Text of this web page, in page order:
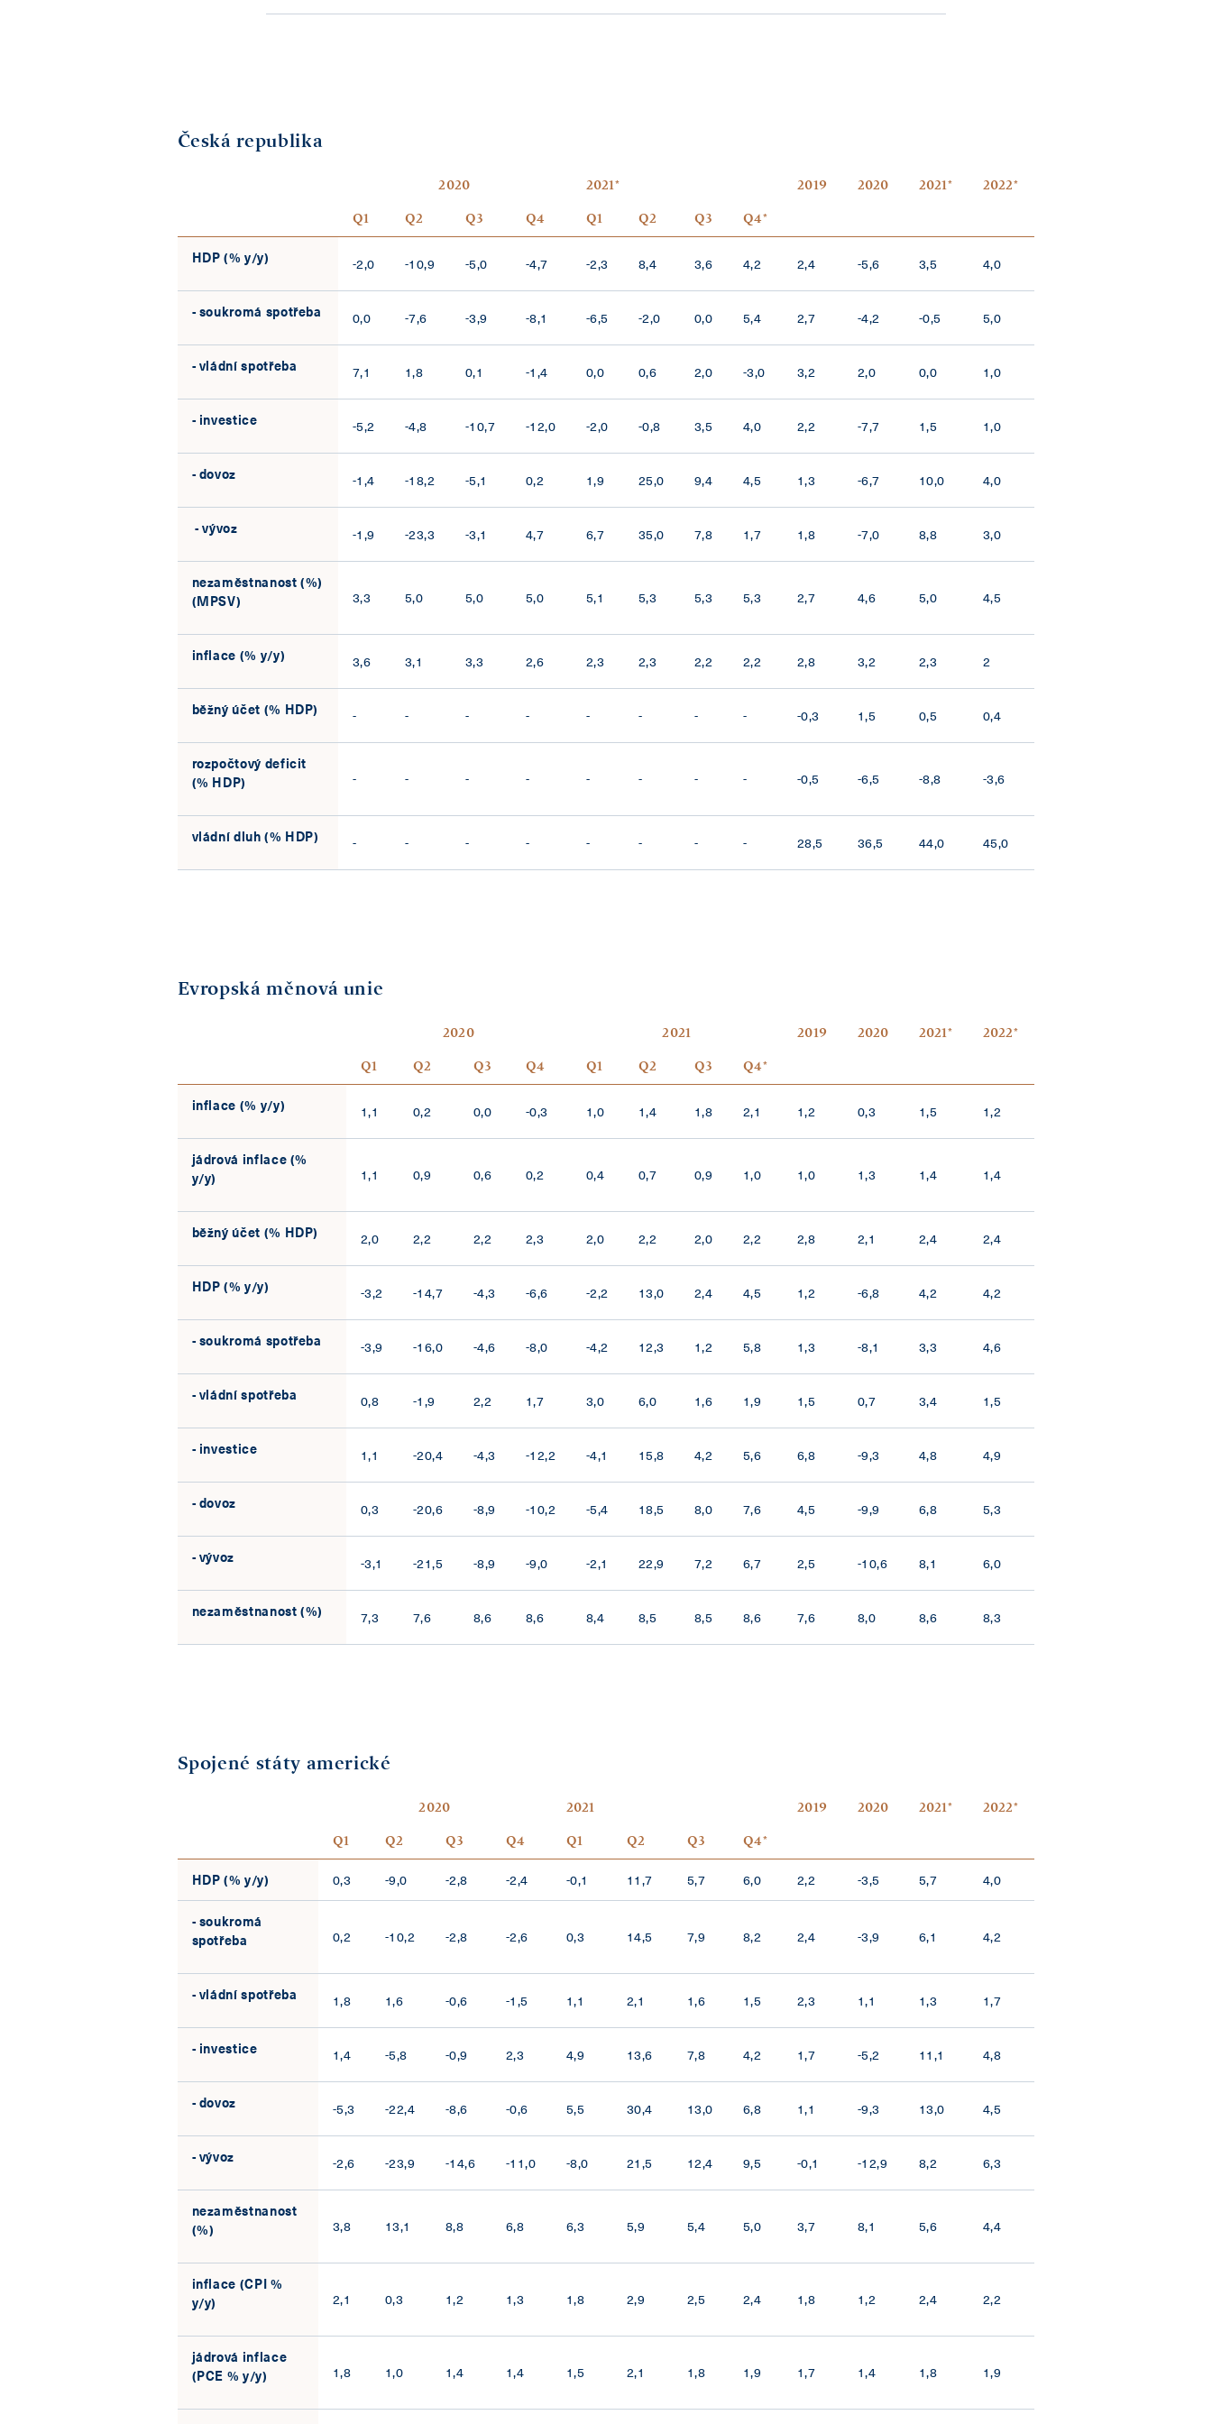
Česká republika
2020 2021* 2019 2020 2021* 2022*
Q1 Q2 Q3 Q4 Q1 Q2 Q3 Q4*
HDP (% y/y) -2,0 -10,9 -5,0 -4,7 -2,3 8,4 3,6 4,2 2,4 -5,6 3,5 4,0
- soukromá spotřeba 0,0 -7,6 -3,9 -8,1 -6,5 -2,0 0,0 5,4 2,7 -4,2 -0,5 5,0
- vládní spotřeba 7,1 1,8 0,1 -1,4 0,0 0,6 2,0 -3,0 3,2 2,0 0,0 1,0
- investice -5,2 -4,8 -10,7 -12,0 -2,0 -0,8 3,5 4,0 2,2 -7,7 1,5 1,0
- dovoz -1,4 -18,2 -5,1 0,2 1,9 25,0 9,4 4,5 1,3 -6,7 10,0 4,0
- vývoz -1,9 -23,3 -3,1 4,7 6,7 35,0 7,8 1,7 1,8 -7,0 8,8 3,0
nezaměstnanost (%)
(MPSV)
3,3 5,0 5,0 5,0 5,1 5,3 5,3 5,3 2,7 4,6 5,0 4,5
inflace (% y/y) 3,6 3,1 3,3 2,6 2,3 2,3 2,2 2,2 2,8 3,2 2,3 2
běžný účet (% HDP) - - - - - - - - -0,3 1,5 0,5 0,4
rozpočtový deficit
(% HDP)
- - - - - - - - -0,5 -6,5 -8,8 -3,6
vládní dluh (% HDP) - - - - - - - - 28,5 36,5 44,0 45,0
Evropská měnová unie
2020 2021 2019 2020 2021* 2022*
Q1 Q2 Q3 Q4 Q1 Q2 Q3 Q4*
inflace (% y/y) 1,1 0,2 0,0 -0,3 1,0 1,4 1,8 2,1 1,2 0,3 1,5 1,2
jádrová inflace (%
y/y)
1,1 0,9 0,6 0,2 0,4 0,7 0,9 1,0 1,0 1,3 1,4 1,4
běžný účet (% HDP) 2,0 2,2 2,2 2,3 2,0 2,2 2,0 2,2 2,8 2,1 2,4 2,4
HDP (% y/y) -3,2 -14,7 -4,3 -6,6 -2,2 13,0 2,4 4,5 1,2 -6,8 4,2 4,2
- soukromá spotřeba -3,9 -16,0 -4,6 -8,0 -4,2 12,3 1,2 5,8 1,3 -8,1 3,3 4,6
- vládní spotřeba 0,8 -1,9 2,2 1,7 3,0 6,0 1,6 1,9 1,5 0,7 3,4 1,5
- investice 1,1 -20,4 -4,3 -12,2 -4,1 15,8 4,2 5,6 6,8 -9,3 4,8 4,9
- dovoz 0,3 -20,6 -8,9 -10,2 -5,4 18,5 8,0 7,6 4,5 -9,9 6,8 5,3
- vývoz -3,1 -21,5 -8,9 -9,0 -2,1 22,9 7,2 6,7 2,5 -10,6 8,1 6,0
nezaměstnanost (%) 7,3 7,6 8,6 8,6 8,4 8,5 8,5 8,6 7,6 8,0 8,6 8,3
Spojené státy americké
2020 2021 2019 2020 2021* 2022*
Q1 Q2 Q3 Q4 Q1 Q2 Q3 Q4*
HDP (% y/y) 0,3 -9,0 -2,8 -2,4 -0,1 11,7 5,7 6,0 2,2 -3,5 5,7 4,0
- soukromá
spotřeba
0,2 -10,2 -2,8 -2,6 0,3 14,5 7,9 8,2 2,4 -3,9 6,1 4,2
- vládní spotřeba 1,8 1,6 -0,6 -1,5 1,1 2,1 1,6 1,5 2,3 1,1 1,3 1,7
- investice 1,4 -5,8 -0,9 2,3 4,9 13,6 7,8 4,2 1,7 -5,2 11,1 4,8
- dovoz -5,3 -22,4 -8,6 -0,6 5,5 30,4 13,0 6,8 1,1 -9,3 13,0 4,5
- vývoz -2,6 -23,9 -14,6 -11,0 -8,0 21,5 12,4 9,5 -0,1 -12,9 8,2 6,3
nezaměstnanost
(%)
3,8 13,1 8,8 6,8 6,3 5,9 5,4 5,0 3,7 8,1 5,6 4,4
inflace (CPI %
y/y)
2,1 0,3 1,2 1,3 1,8 2,9 2,5 2,4 1,8 1,2 2,4 2,2
jádrová inflace
(PCE % y/y)
1,8 1,0 1,4 1,4 1,5 2,1 1,8 1,9 1,7 1,4 1,8 1,9